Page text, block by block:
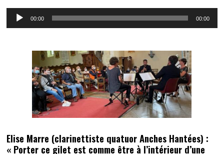
Lecteur
00:00 00:00
Elise Marre (clarinettiste quatuor Anches Hantées) :
« Porter ce gilet est comme être à l’intérieur d’une